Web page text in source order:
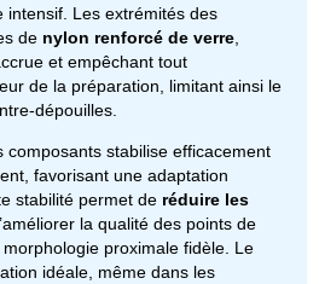
intensif. Les extrémités des
de nylon renforcé de verre
et empêchant tout
de la préparation, limitant ainsi le
dépouilles.
composants stabilise efficacement
favorisant une adaptation
stabilité permet de réduire les
la qualité des points de
proximale fidèle. Le
idéale, même dans les